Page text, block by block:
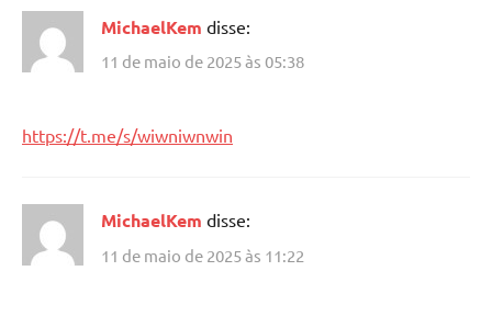
MichaelKem disse:
11 de maio de 2025 às 05:38
https://t.me/s/wiwniwnwin
MichaelKem disse:
11 de maio de 2025 às 11:22